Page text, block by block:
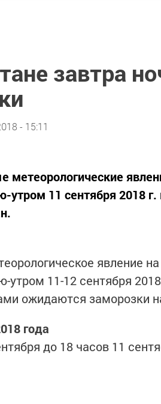
завтра
- 15:11
метеорологические
утром 11 сентября 2018
явление
утром 11-12 сентября
ожидаются заморозки
года
до 18 часов 11